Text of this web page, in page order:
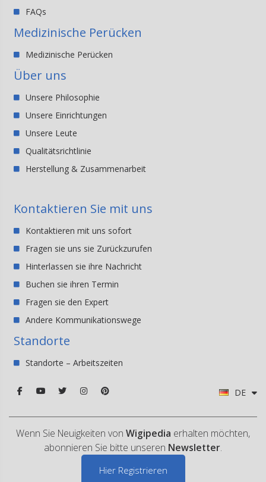
FAQs
Medizinische Perücken
Medizinische Perücken
Über uns
Unsere Philosophie
Unsere Einrichtungen
Unsere Leute
Qualitätsrichtlinie
Herstellung & Zusammenarbeit
Kontaktieren Sie mit uns
Kontaktieren mit uns sofort
Fragen sie uns sie Zurückzurufen
Hinterlassen sie ihre Nachricht
Buchen sie ihren Termin
Fragen sie den Expert
Andere Kommunikationswege
Standorte
Standorte – Arbeitszeiten
DE
Wenn Sie Neuigkeiten von Wigipedia erhalten möchten,
abonnieren Sie bitte unseren Newsletter.
Hier Registrieren